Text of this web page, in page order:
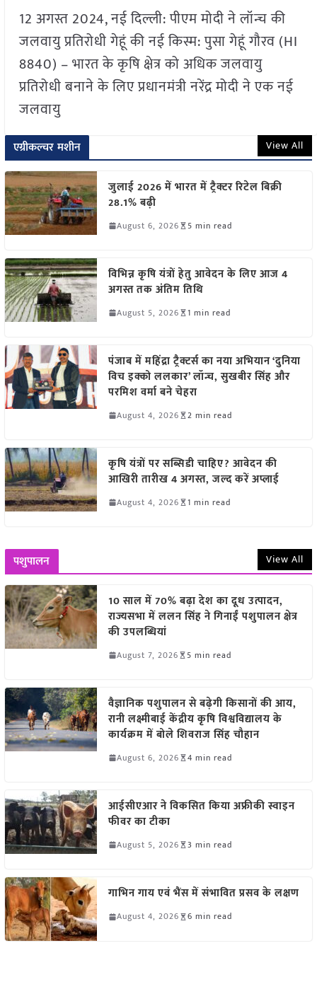
12 अगस्त 2024, नई दिल्ली: पीएम मोदी ने लॉन्च की
जलवायु प्रतिरोधी गेहूं की नई किस्म: पुसा गेहूं गौरव (HI
8840) – भारत के कृषि क्षेत्र को अधिक जलवायु
प्रतिरोधी बनाने के लिए प्रधानमंत्री नरेंद्र मोदी ने एक नई
जलवायु
एग्रीकल्चर मशीन View All
जुलाई 2026 में भारत में ट्रैक्टर रिटेल बिक्री
28.1% बढ़ी
August 6, 2026 5 min read
विभिन्न कृषि यंत्रों हेतु आवेदन के लिए आज 4
अगस्त तक अंतिम तिथि
August 5, 2026 1 min read
पंजाब में महिंद्रा ट्रैक्टर्स का नया अभियान ‘दुनिया
विच इक्को ललकार’ लॉन्च, सुखबीर सिंह और
परमिश वर्मा बने चेहरा
August 4, 2026 2 min read
कृषि यंत्रों पर सब्सिडी चाहिए? आवेदन की
आखिरी तारीख 4 अगस्त, जल्द करें अप्लाई
August 4, 2026 1 min read
पशुपालन View All
10 साल में 70% बढ़ा देश का दूध उत्पादन,
राज्यसभा में ललन सिंह ने गिनाईं पशुपालन क्षेत्र
की उपलब्धियां
August 7, 2026 5 min read
वैज्ञानिक पशुपालन से बढ़ेगी किसानों की आय,
रानी लक्ष्मीबाई केंद्रीय कृषि विश्वविद्यालय के
कार्यक्रम में बोले शिवराज सिंह चौहान
August 6, 2026 4 min read
आईसीएआर ने विकसित किया अफ्रीकी स्वाइन
फीवर का टीका
August 5, 2026 3 min read
गाभिन गाय एवं भैंस में संभावित प्रसव के लक्षण
August 4, 2026 6 min read